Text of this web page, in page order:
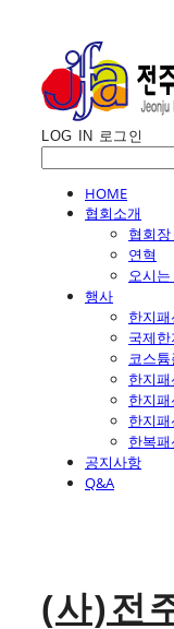
LOG IN 로그인
HOME
협회소개
협회
연혁
오시는
행사
한지
국제
코스
한지
한지
한지
한복
공지사항
Q&A
(사)전